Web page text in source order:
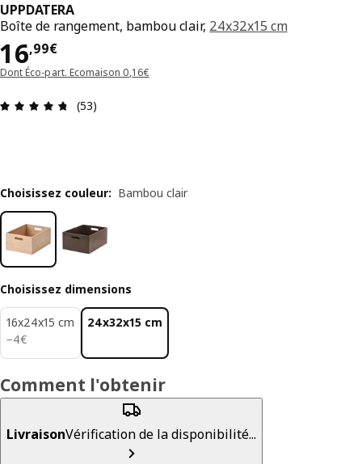
UPPDATERA
Boîte de rangement, bambou clair, 24x32x15 cm
16,99€
Prix 16,99€
Dont Éco-part. Ecomaison 0,16€
Avis: 4.7 sur 5 étoiles Nombre total d'avis: 53
(53)
Choisissez couleur: Bambou clair
Choisissez dimensions
16x24x15 cm
−4€
4€
24x32x15 cm
Comment l'obtenir
LivraisonVérification de la disponibilité...